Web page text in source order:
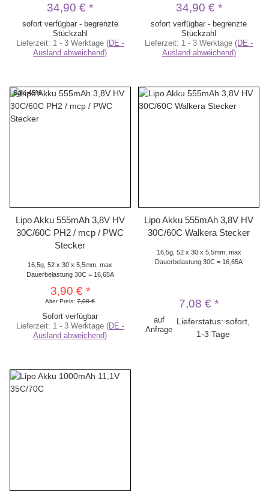
34,90 €*
sofort verfügbar - begrenzte
Stückzahl
Lieferzeit: 1 - 3 Werktage (DE -
Ausland abweichend)
34,90 € *
sofort verfügbar - begrenzte
Stückzahl
Lieferzeit: 1 - 3 Werktage(DE -
Ausland abweichend)
Sale 45%
Lipo Akku 555mAh 3,8V HV
30C/60C PH2 / mcp / PWC
Stecker
16,5g, 52 x 30 x 5,5mm, max
Dauerbelastung 30C = 16,65A
3,90 € *
Alter Preis:7,08 €
Sofort verfügbar
Lieferzeit: 1 - 3 Werktage (DE -
Ausland abweichend)
Lipo Akku 555mAh 3,8V HV
30C/60C Walkera Stecker
16,5g, 52 x 30 x 5,5mm, max
Dauerbelastung 30C = 16,65A
7,08 €*
auf
Anfrage
Lieferstatus: sofort,
1-3 Tage